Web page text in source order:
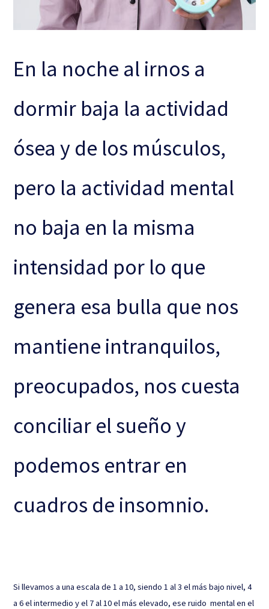
En la noche al irnos a
dormir baja la actividad
ósea y de los músculos,
pero la actividad mental
no baja en la misma
intensidad por lo que
genera esa bulla que nos
mantiene intranquilos,
preocupados, nos cuesta
conciliar el sueño y
podemos entrar en
cuadros de insomnio.
Si llevamos a una escala de 1 a 10, siendo 1 al 3 el más bajo nivel, 4
a 6 el intermedio y el 7 al 10 el más elevado, ese ruido mental en el